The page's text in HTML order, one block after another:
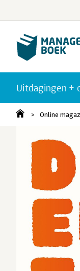
Uitdagingen +
Online